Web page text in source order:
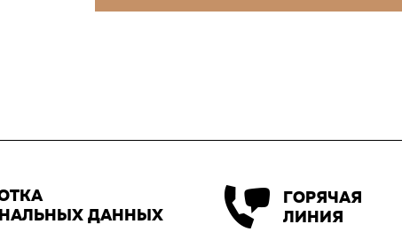
ДАННЫХ
ГОРЯЧАЯ
ЛИНИЯ